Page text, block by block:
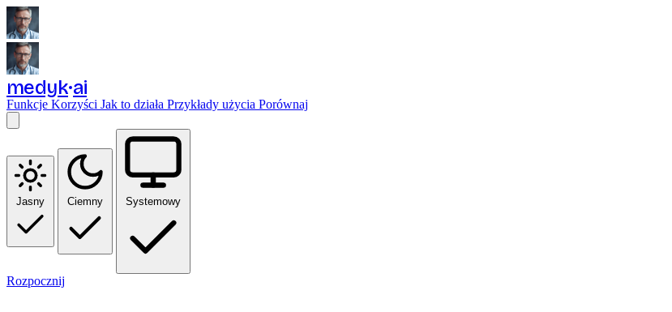
medyk ai
Funkcje Korzyści Jak to działa Przykłady użycia Porównaj
Jasny Ciemny Systemowy
Rozpocznij